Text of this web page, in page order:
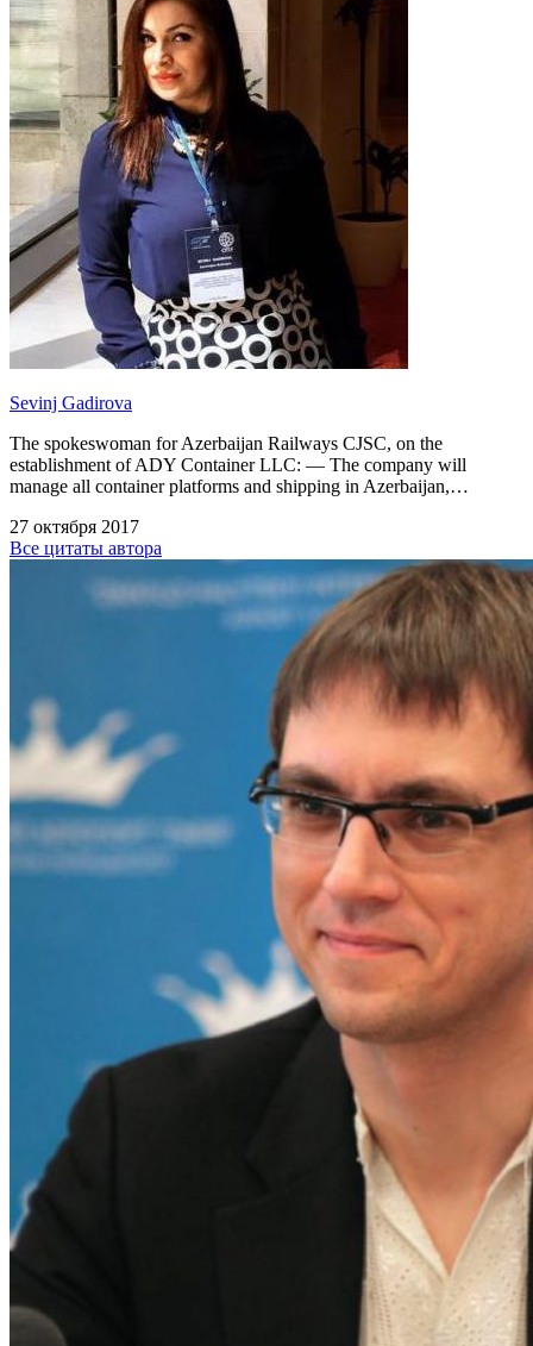
Sevinj Gadirova
The spokeswoman for Azerbaijan Railways CJSC, on the
establishment of ADY Container LLC: — The company will
manage all container platforms and shipping in Azerbaijan,…
27 октября 2017
Все цитаты автора